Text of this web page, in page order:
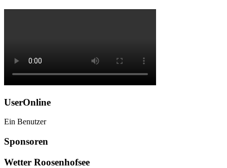
UserOnline
Ein Benutzer
Sponsoren
Wetter Roosenhofsee